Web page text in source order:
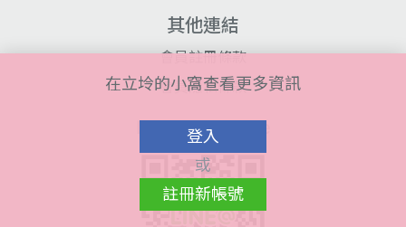
其他連結
會員註冊條款
會員隱私條款
Line@ QR Code
在立坽的小窩查看更多資訊
登入
或
註冊新帳號